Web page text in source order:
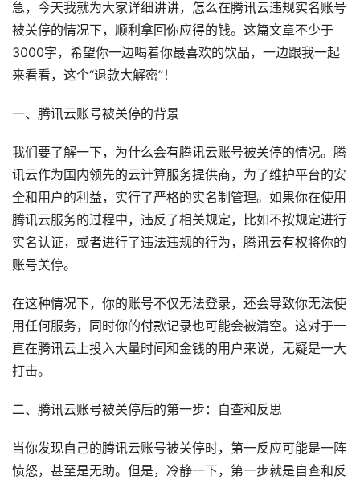
急，今天我就为大家详细讲讲，怎么在腾讯云违规实名账号
被关停的情况下，顺利拿回你应得的钱。这篇文章不少于
3000字，希望你一边喝着你最喜欢的饮品，一边跟我一起
来看看，这个“退款大解密”！
一、腾讯云账号被关停的背景
我们要了解一下，为什么会有腾讯云账号被关停的情况。腾
讯云作为国内领先的云计算服务提供商，为了维护平台的安
全和用户的利益，实行了严格的实名制管理。如果你在使用
腾讯云服务的过程中，违反了相关规定，比如不按规定进行
实名认证，或者进行了违法违规的行为，腾讯云有权将你的
账号关停。
在这种情况下，你的账号不仅无法登录，还会导致你无法使
用任何服务，同时你的付款记录也可能会被清空。这对于一
直在腾讯云上投入大量时间和金钱的用户来说，无疑是一大
打击。
二、腾讯云账号被关停后的第一步：自查和反思
当你发现自己的腾讯云账号被关停时，第一反应可能是一阵
愤怒，甚至是无助。但是，冷静一下，第一步就是自查和反